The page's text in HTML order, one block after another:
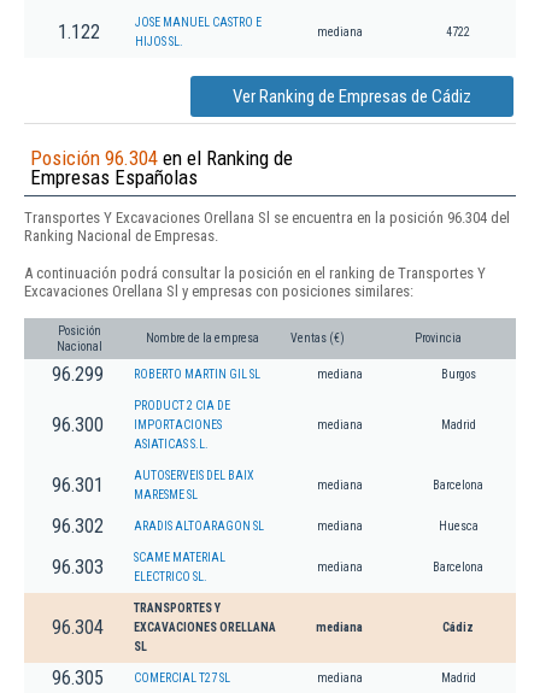
1.122
JOSE MANUEL CASTRO E
HIJOS SL.
mediana 4722
Ver Ranking de Empresas de Cádiz
Posición 96.304 en el Ranking de
Empresas Españolas
Transportes Y Excavaciones Orellana Sl se encuentra en la posición 96.304 del
Ranking Nacional de Empresas.
A continuación podrá consultar la posición en el ranking de Transportes Y
Excavaciones Orellana Sl y empresas con posiciones similares:
Posición
Nacional
Nombre de la empresa Ventas (€) Provincia
96.299 ROBERTO MARTIN GIL SL mediana Burgos
96.300
PRODUCT 2 CIA DE
IMPORTACIONES
ASIATICAS S.L.
mediana Madrid
96.301
AUTOSERVEIS DEL BAIX
MARESME SL
mediana Barcelona
96.302 ARADIS ALTOARAGON SL mediana Huesca
96.303
SCAME MATERIAL
ELECTRICO SL.
mediana Barcelona
96.304
TRANSPORTES Y
EXCAVACIONES ORELLANA
SL
mediana Cádiz
96.305 COMERCIAL T27 SL mediana Madrid